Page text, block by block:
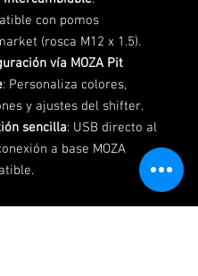
con pomos
(rosca M12 x 1.5).
vía MOZA Pit
: Personaliza colores,
y ajustes del shifter.
sencilla: USB directo al
a base MOZA